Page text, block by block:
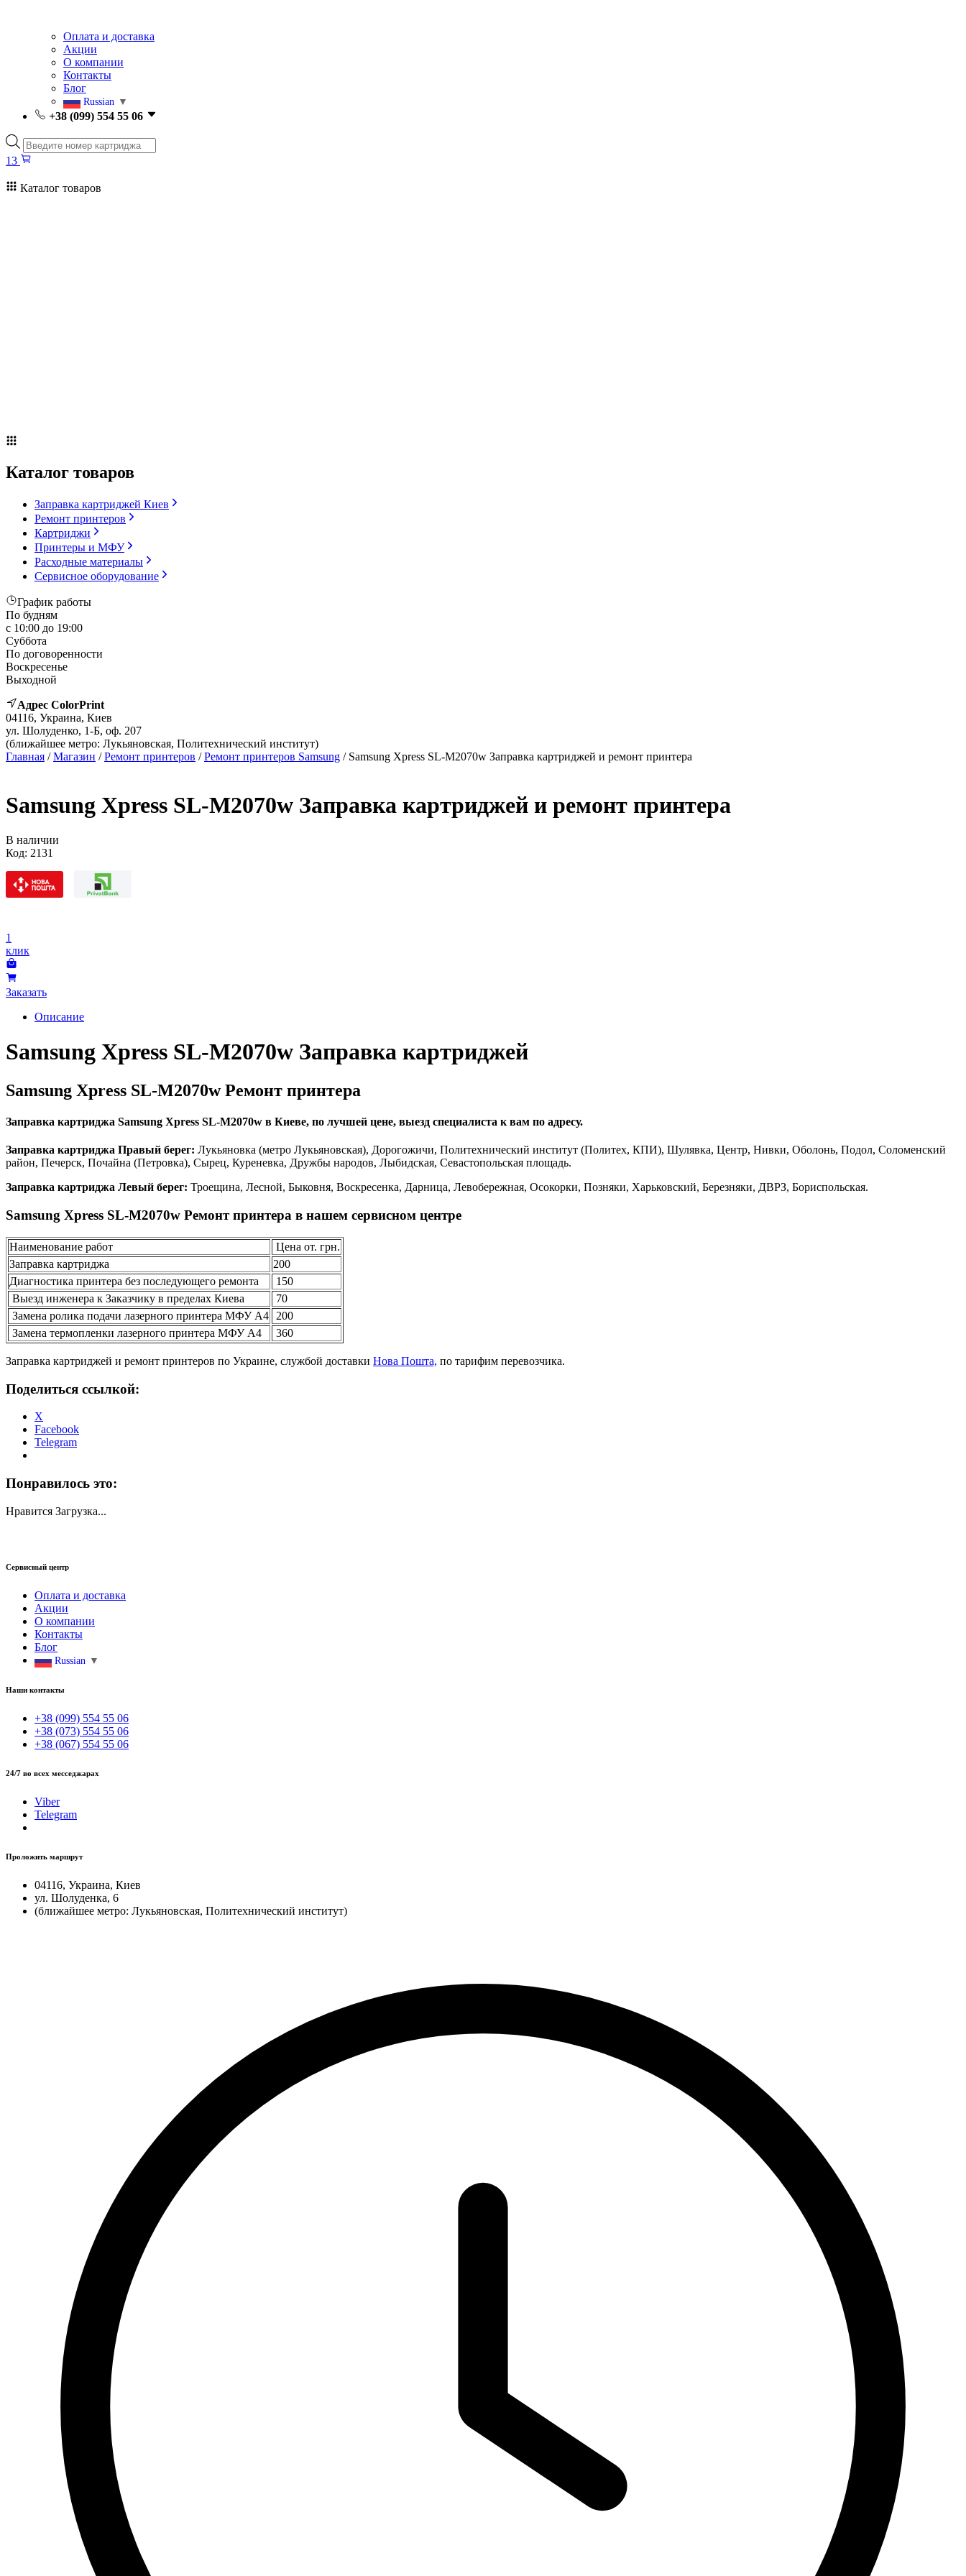
Оплата и доставка
Акции
О компании
Контакты
Блог
Russian ▼
+38 (099) 554 55 06
Поиск
товаров
13
Каталог товаров
Каталог товаров
Заправка картриджей Киев
Ремонт принтеров
Картриджи
Принтеры и МФУ
Расходные материалы
Сервисное оборудование
График работы
По будням
с 10:00 до 19:00
Суббота
По договоренности
Воскресенье
Выходной
Адрес ColorPrint
04116, Украина, Киев
ул. Шолуденко, 1-Б, оф. 207
(ближайшее метро: Лукьяновская, Политехнический институт)
Главная /Магазин /Ремонт принтеров /Ремонт принтеров Samsung / Samsung Xpress SL-M2070w Заправка картриджей и ремонт принтера
Samsung Xpress SL-M2070w Заправка картриджей и ремонт принтера
В наличии
Код: 2131
1
клик
Заказать
Описание
Samsung Xpress SL-M2070w Заправка картриджей
Samsung Xpress SL-M2070w Ремонт принтера
Заправка картриджа Samsung Xpress SL-M2070w в Киеве, по лучшей цене, выезд специалиста к вам по адресу.
Заправка картриджа Правый берег: Лукьяновка (метро Лукьяновская), Дорогожичи, Политехнический институт (Политех, КПИ), Шулявка, Центр, Нивки, Оболонь, Подол, Соломенский
район, Печерск, Почайна (Петровка), Сырец, Куреневка, Дружбы народов, Лыбидская, Севастопольская площадь.
Заправка картриджа Левый берег: Троещина, Лесной, Быковня, Воскресенка, Дарница, Левобережная, Осокорки, Позняки, Харьковский, Березняки, ДВРЗ, Бориспольская.
Samsung Xpress SL-M2070w Ремонт принтера в нашем сервисном центре
Наименование работ
Цена от. грн.
Заправка картриджа
200
Диагностика принтера без последующего ремонта
150
Выезд инженера к Заказчику в пределах Киева
70
Замена ролика подачи лазерного принтера МФУ А4
200
Замена термопленки лазерного принтера МФУ А4
360
Заправка картриджей и ремонт принтеров по Украине, службой доставки Нова Пошта, по тарифим перевозчика.
Поделиться ссылкой:
X
Facebook
Telegram
Понравилось это:
Нравится Загрузка...
Сервисный центр
Оплата и доставка
Акции
О компании
Контакты
Блог
Russian ▼
Наши контакты
+38 (099) 554 55 06
+38 (073) 554 55 06
+38 (067) 554 55 06
24/7 во всех месседжарах
Viber
Telegram
Проложить маршрут
04116, Украина, Киев
ул. Шолуденка, 6
(ближайшее метро: Лукьяновская, Политехнический институт)